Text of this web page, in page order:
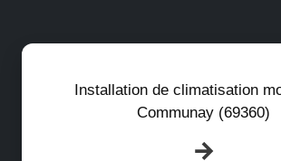
Installation de climatisation
Communay (69360)